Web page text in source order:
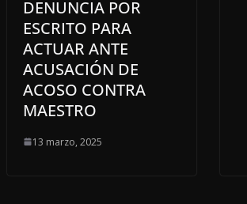
DENUNCIA POR
ESCRITO PARA
ACTUAR ANTE
ACUSACIÓN DE
ACOSO CONTRA
MAESTRO
13 marzo, 2025